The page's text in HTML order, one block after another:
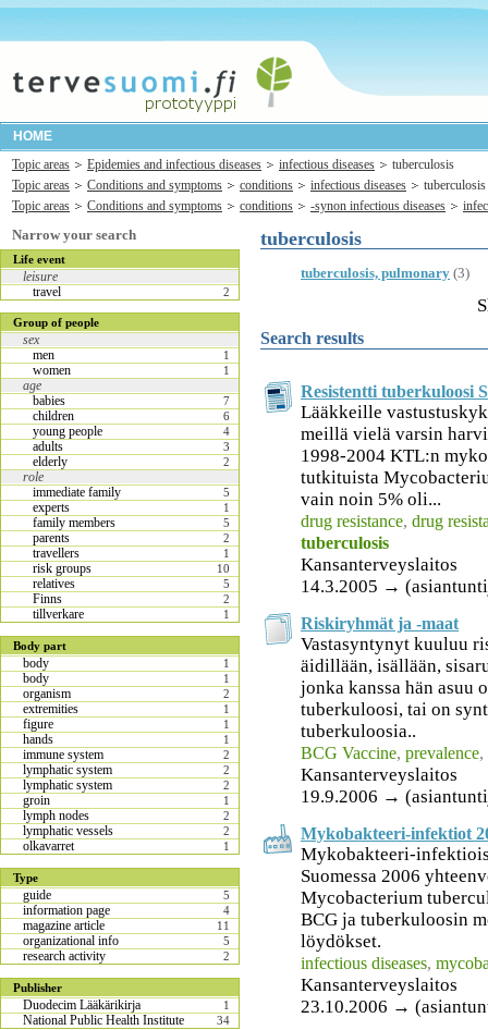
HOME
Topic areas
Epidemies and infectious diseases infectious diseases
tuberculosis
Topic areas
Conditions and symptoms conditions infectious diseases
tuberculosis
Topic areas
Conditions and symptoms conditions -synon infectious diseases
Narrow your search
Life event
leisure
travel
2
Group of people
sex
men
1
women 1
age
babies
7
children 6
young people 4
adults 3
elderly 2
role
immediate family
5
experts 1
family members 5
parents 2
travellers 1
risk groups 10
relatives 5
Finns 2
tillverkare 1
Body part
body 1
body 1
organism 2
extremities 1
figure 1
hands 1
immune system 2
lymphatic system 2
lymphatic system 2
groin 1
lymph nodes 2
lymphatic vessels 2
olkavarret 1
Type
guide 5
information page 4
magazine article 11
organizational info 5
research activity 2
Publisher
Duodecim Lääkärikirja 1
National Public Health Institute 34
tuberculosis
tuberculosis, pulmonary (3)
Search results
Resistentti tuberkuloosi
Lääkkeille
meillä vielä varsin
1998-2004 KTL:n
tutkituista
vain noin 5% oli...
drug resistance, drug
tuberculosis
Kansanterveyslaitos
14.3.2005 →
Riskiryhmät ja -maat
Vastasyntynyt kuuluu
äidillään, isällään,
jonka kanssa hän asuu
tuberkuloosi, tai on
tuberkuloosia..
BCG Vaccine, prevalence,
Kansanterveyslaitos
19.9.2006 →
Mykobakteeri-infektiot
Mykobakteeri-
Suomessa 2006
Mycobacterium
BCG ja tuberkuloosin
löydökset.
infectious diseases,
Kansanterveyslaitos
23.10.2006 →